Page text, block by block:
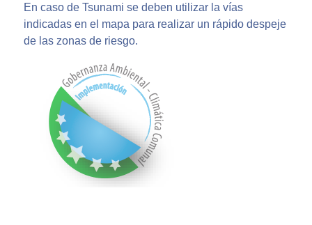
En caso de Tsunami se deben utilizar la vías
indicadas en el mapa para realizar un rápido despeje
de las zonas de riesgo.